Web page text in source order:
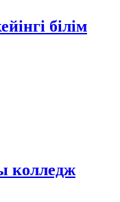
білім
колледж